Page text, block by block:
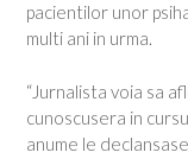
pacientilor unor
multi ani in urma.
“Jurnalista voia sa
cunoscusera in
anume le declansase.